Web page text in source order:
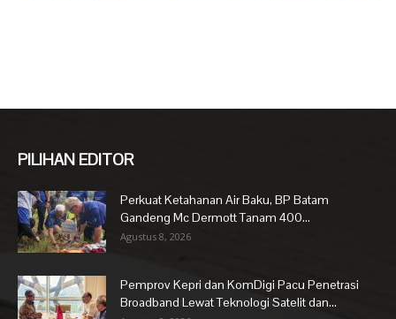
PILIHAN EDITOR
Perkuat Ketahanan Air Baku, BP Batam
Gandeng Mc Dermott Tanam 400...
Agustus 8, 2026
Pemprov Kepri dan KomDigi Pacu Penetrasi
Broadband Lewat Teknologi Satelit dan...